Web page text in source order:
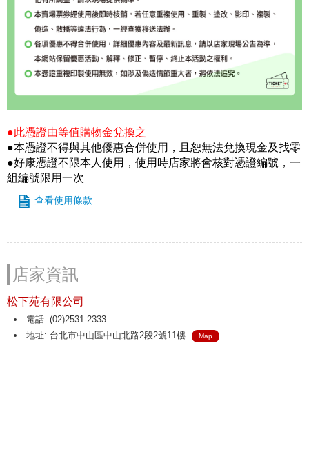
●此憑證由等值購物金兌換之
●本憑證不得與其他優惠合併使用，且恕無法兌換現金及找零
●好康憑證不限本人使用，使用時店家將會核對憑證編號，一
組編號限用一次
查看使用條款
店家資訊
松下苑有限公司
電話: (02)2531-2333
地址: 台北市中山區中山北路2段2號11樓
Map